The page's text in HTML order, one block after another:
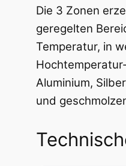
Die 3 Zonen
geregelten
Temperatur, in
Aluminium,
und